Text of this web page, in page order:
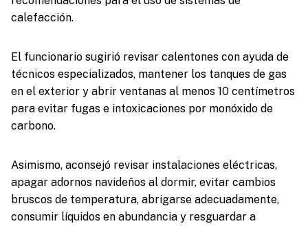
calefacción.
El funcionario sugirió revisar calentones con ayuda de
técnicos especializados, mantener los tanques de gas
en el exterior y abrir ventanas al menos 10 centímetros
para evitar fugas e intoxicaciones por monóxido de
carbono.
Asimismo, aconsejó revisar instalaciones eléctricas,
apagar adornos navideños al dormir, evitar cambios
bruscos de temperatura, abrigarse adecuadamente,
consumir líquidos en abundancia y resguardar a